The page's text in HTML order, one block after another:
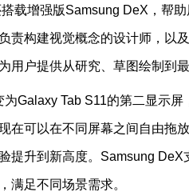
载增强版Samsung DeX，帮
责构建视觉概念的设计师，以
户提供从研究、草图绘制到
Galaxy Tab S11的第二显示
在可以在不同屏幕之间自由拖
提升到新高度。Samsung DeX
满足不同场景需求。